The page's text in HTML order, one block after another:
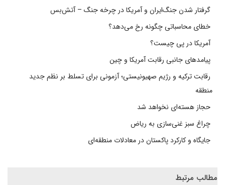
گرفتار شدن جنگ‌ایران و آمریکا در چرخه جنگ – آتش‌بس
خطای محاسباتی چگونه رخ می‌دهد؟
آمریکا در پی چیست؟
پیامدهای جانبی رقابت آمریکا و چین
رقابت ترکیه و رژیم صهیونیستی؛ آزمونی برای تسلط بر نظم جدید
منطقه
حجاز هسته‌ای نخواهد شد
چراغ سبز غنی‌سازی به ریاض
جایگاه و کارکرد پاکستان در معادلات منطقه‌ای
مطالب مرتبط